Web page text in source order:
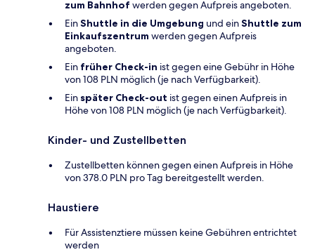
zum Bahnhof werden gegen Aufpreis angeboten.
EinShuttle in die Umgebung und einShuttle zum
Einkaufszentrum werden gegen Aufpreis
angeboten.
Ein früher Check-in ist gegen eine Gebühr in Höhe
von 108 PLN möglich (je nach Verfügbarkeit).
Ein später Check-out ist gegen einen Aufpreis in
Höhe von 108 PLN möglich (je nach Verfügbarkeit).
Kinder- und Zustellbetten
Zustellbetten können gegen einen Aufpreis in Höhe
von 378.0 PLN pro Tag bereitgestellt werden.
Haustiere
Für Assistenztiere müssen keine Gebühren entrichtet
werden